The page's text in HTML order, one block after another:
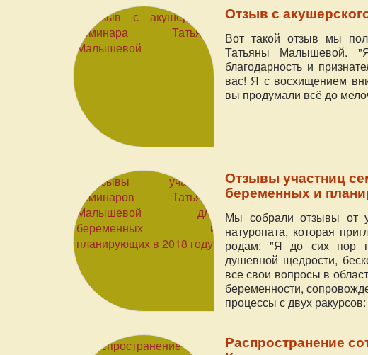
Отзыв с
Вот такой отзыв мы
Татьяны Малышевой.
благодарность и
вас! Я с восхищением
вы продумали всё до
Отзывы участниц
беременных и
Мы собрали отзывы от
натуропата, которая
родам: "Я до сих пор
душевной щедрости,
все свои вопросы в
беременности,
процессы с двух
Распространение